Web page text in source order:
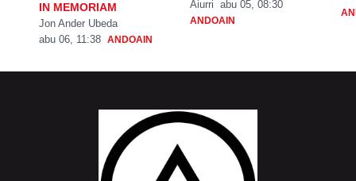
IN MEMORIAM
Jon Ander Ubeda
abu 06, 11:38 ANDOAIN
Aiurri abu 05, 08:30
ANDOAIN